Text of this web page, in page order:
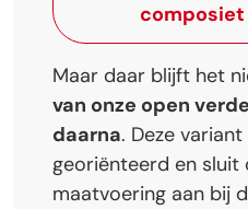
Maar daar blijft het
van onze open
daarna. Deze
georiënteerd en sluit
maatvoering aan bij